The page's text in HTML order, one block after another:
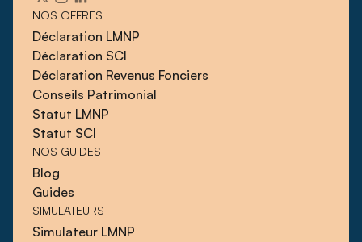
NOS OFFRES
Déclaration LMNP
Déclaration SCI
Déclaration Revenus Fonciers
Conseils Patrimonial
Statut LMNP
Statut SCI
NOS GUIDES
Blog
Guides
SIMULATEURS
Simulateur LMNP